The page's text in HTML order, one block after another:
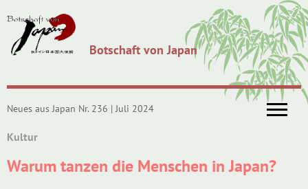
Botschaft von Japan
Neues aus Japan Nr. 236 | Juli 2024
Kultur
Warum tanzen die Menschen in Japan?